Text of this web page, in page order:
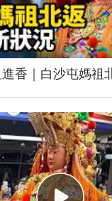
香｜白沙屯媽祖